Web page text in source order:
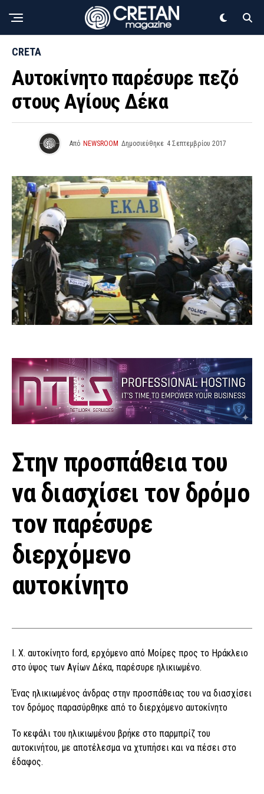
CRETA
Αυτοκίνητο παρέσυρε πεζό
στους Αγίους Δέκα
Από NEWSROOM Δημοσιεύθηκε 4 Σεπτεμβρίου 2017
Στην προσπάθεια του
να διασχίσει τον δρόμο
τον παρέσυρε
διερχόμενο
αυτοκίνητο
Ι. Χ. αυτοκίνητο ford, ερχόμενο από Μοίρες προς το Ηράκλειο
στο ύψος των Αγίων Δέκα, παρέσυρε ηλικιωμένο.
Ένας ηλικιωμένος άνδρας στην προσπάθειας του να διασχίσει
τον δρόμος παρασύρθηκε από το διερχόμενο αυτοκίνητο
Το κεφάλι του ηλικιωμένου βρήκε στο παρμπρίζ του
αυτοκινήτου, με αποτέλεσμα να χτυπήσει και να πέσει στο
έδαφος.